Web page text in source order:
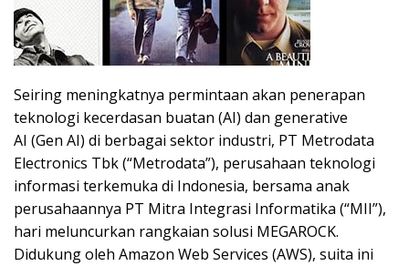
Seiring meningkatnya permintaan akan penerapan
teknologi kecerdasan buatan (AI) dan generative
AI (Gen AI) di berbagai sektor industri, PT Metrodata
Electronics Tbk (“Metrodata”), perusahaan teknologi
informasi terkemuka di Indonesia, bersama anak
perusahaannya PT Mitra Integrasi Informatika (“MII”),
hari meluncurkan rangkaian solusi MEGAROCK.
Didukung oleh Amazon Web Services (AWS), suita ini